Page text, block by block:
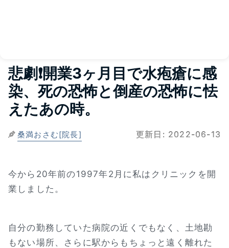
悲劇❗開業3ヶ月目で水疱瘡に感
染、死の恐怖と倒産の恐怖に怯
えたあの時。
桑満おさむ[院長] 更新日: 2022-06-13
今から20年前の1997年2月に私はクリニックを開
業しました。
自分の勤務していた病院の近くでもなく、土地勘
もない場所、さらに駅からもちょっと遠く離れた